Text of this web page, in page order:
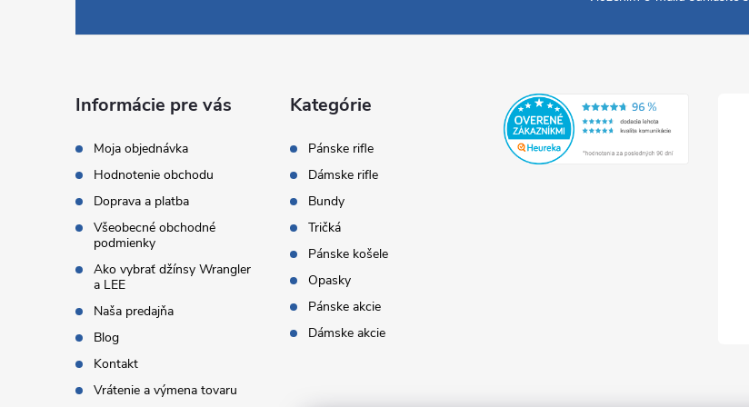
Informácie pre vás
Moja objednávka
Hodnotenie obchodu
Doprava a platba
Všeobecné obchodné
podmienky
Ako vybrať džínsy Wrangler
a LEE
Naša predajňa
Blog
Kontakt
Vrátenie a výmena tovaru
Kategórie
Pánske rifle
Dámske rifle
Bundy
Tričká
Pánske košele
Opasky
Pánske akcie
Dámske akcie